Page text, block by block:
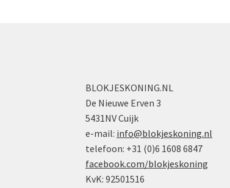
BLOKJESKONING.NL
De Nieuwe Erven 3
5431NV Cuijk
e-mail: info@blokjeskoning.nl
telefoon: +31 (0)6 1608 6847
facebook.com/blokjeskoning
KvK: 92501516